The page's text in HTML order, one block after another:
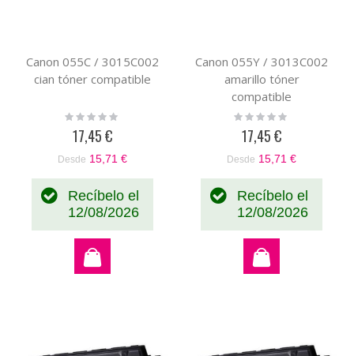
Canon 055C / 3015C002
cian tóner compatible
Rating:
17,45 €
Desde 15,71 €
Recíbelo el
12/08/2026
Canon 055Y / 3013C002
amarillo tóner
compatible
Rating:
17,45 €
Desde 15,71 €
Recíbelo el
12/08/2026